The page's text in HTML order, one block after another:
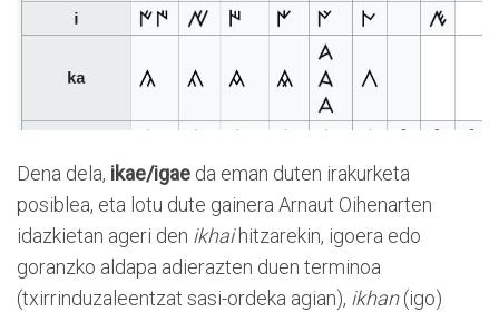
Dena dela, ikae/igae da eman duten irakurketa
posiblea, eta lotu dute gainera Arnaut Oihenarten
idazkietan ageri den ikhaihitzarekin, igoera edo
goranzko aldapa adierazten duen terminoa
(txirrinduzaleentzat sasi-ordeka agian), ikhan(igo)